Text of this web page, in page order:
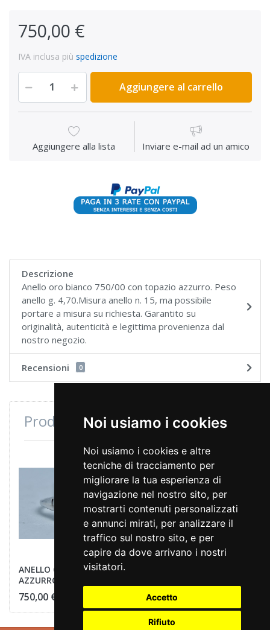
Noi usiamo i cookies
Noi usiamo i cookies e altre
tecniche di tracciamento per
migliorare la tua esperienza di
navigazione nel nostro sito, per
mostrarti contenuti personalizzati
e annunci mirati, per analizzare il
traffico sul nostro sito, e per
capire da dove arrivano i nostri
visitatori.
Accetto
Rifiuto
750,00 €
IVA inclusa più spedizione
Aggiungere al carrello
Aggiungere alla lista Inviare e-mail ad un amico
Descrizione
Anello oro bianco 750/00 con topazio azzurro. Peso
anello g. 4,70.Misura anello n. 15, ma possibile
portare a misura su richiesta. Garantito su
originalità, autenticità e legittima provenienza dal
nostro negozio.
Recensioni 0
Prodotti consultati di recente
ANELLO CON TOPAZIO
AZZURRO
750,00 €